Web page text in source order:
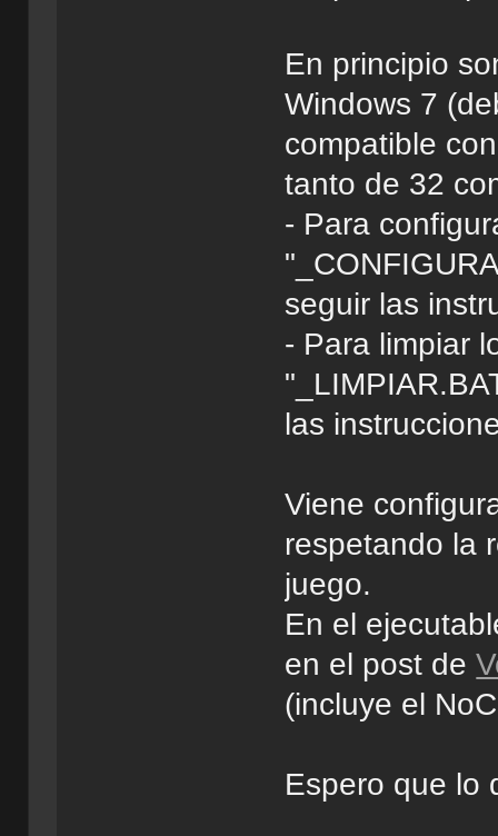
En principio
Windows 7
compatible
tanto de 32
- Para
seguir las
- Para limpiar
las
Viene
respetando la
juego.
En el
en el post de
(incluye el
Espero que lo